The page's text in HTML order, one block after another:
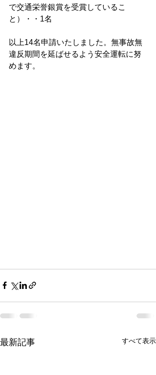
で交通栄誉銀賞を受賞しているこ
と）・・1名
以上14名申請いたしました。無事故無
違反期間を延ばせるよう安全運転に努
めます。
最新記事 すべて表示